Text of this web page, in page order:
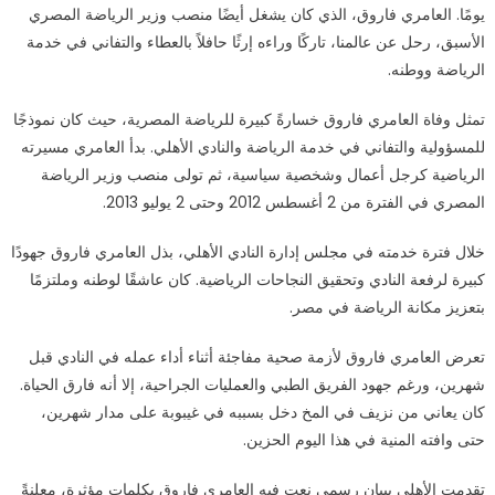
يومًا. العامري فاروق، الذي كان يشغل أيضًا منصب وزير الرياضة المصري
الأسبق، رحل عن عالمنا، تاركًا وراءه إرثًا حافلاً بالعطاء والتفاني في خدمة
الرياضة ووطنه.
تمثل وفاة العامري فاروق خسارةً كبيرة للرياضة المصرية، حيث كان نموذجًا
للمسؤولية والتفاني في خدمة الرياضة والنادي الأهلي. بدأ العامري مسيرته
الرياضية كرجل أعمال وشخصية سياسية، ثم تولى منصب وزير الرياضة
المصري في الفترة من 2 أغسطس 2012 وحتى 2 يوليو 2013.
خلال فترة خدمته في مجلس إدارة النادي الأهلي، بذل العامري فاروق جهودًا
كبيرة لرفعة النادي وتحقيق النجاحات الرياضية. كان عاشقًا لوطنه وملتزمًا
بتعزيز مكانة الرياضة في مصر.
تعرض العامري فاروق لأزمة صحية مفاجئة أثناء أداء عمله في النادي قبل
شهرين، ورغم جهود الفريق الطبي والعمليات الجراحية، إلا أنه فارق الحياة.
كان يعاني من نزيف في المخ دخل بسببه في غيبوبة على مدار شهرين،
حتى وافته المنية في هذا اليوم الحزين.
تقدمت الأهلي ببيان رسمي نعت فيه العامري فاروق بكلمات مؤثرة، معلنةً